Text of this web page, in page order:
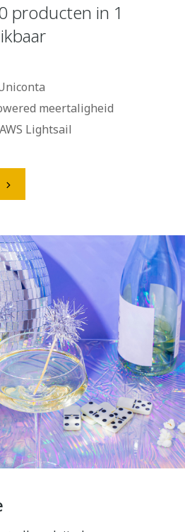
producten in 1
meertaligheid
Lightsail